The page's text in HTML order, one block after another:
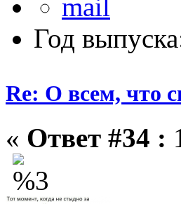
Год
Re: О всем, что
« Ответ #34 :